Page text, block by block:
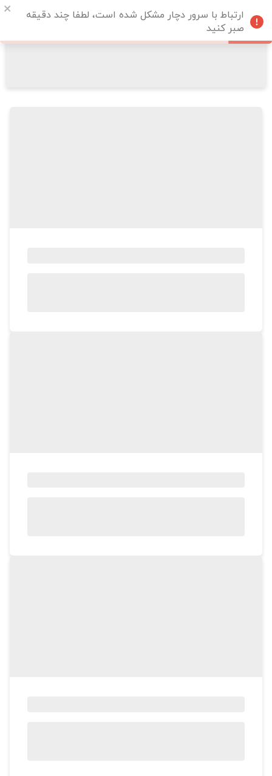
ارتباط با سرور دچار مشکل شده است، لطفا چند دقیقه
صبر کنید